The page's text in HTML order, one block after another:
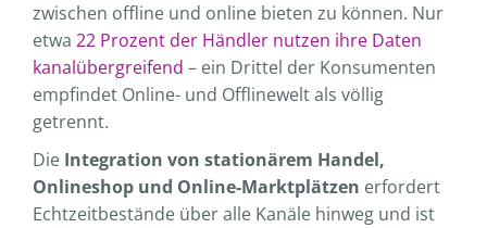
zwischen offline und online bieten zu können. Nur
etwa 22 Prozent der Händler nutzen ihre Daten
kanalübergreifend – ein Drittel der Konsumenten
empfindet Online- und Offlinewelt als völlig
getrennt.
Die Integration von stationärem Handel,
Onlineshop und Online-Marktplätzen erfordert
Echtzeitbestände über alle Kanäle hinweg und ist